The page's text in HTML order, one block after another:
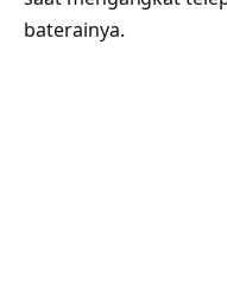
baterainya.